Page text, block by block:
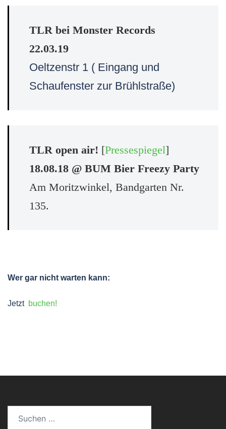
TLR bei Monster Records
22.03.19
Oeltzenstr 1 ( Eingang und
Schaufenster zur Brühlstraße)
TLR open air! [Pressespiegel]
18.08.18 @ BUM Bier Freezy Party
Am Moritzwinkel, Bandgarten Nr.
135.
Wer gar nicht warten kann:
Jetzt buchen!